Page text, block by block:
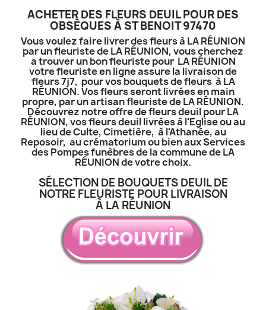
ACHETER DES FLEURS DEUIL POUR DES
OBSÈQUES À ST BENOIT 97470
Vous voulez faire livrer des fleurs à LA RÉUNION
par un fleuriste de LA RÉUNION, vous cherchez
a trouver un bon fleuriste pour LA RÉUNION
votre fleuriste en ligne assure la livraison de
fleurs 7j7, pour vos bouquets de fleurs à LA
RÉUNION. Vos fleurs seront livrées en main
propre, par un artisan fleuriste de LA RÉUNION.
Découvrez notre offre de fleurs deuil pour LA
RÉUNION, vos fleurs deuil livrées à l'Eglise ou au
lieu de Culte, Cimetière, à l'Athanée, au
Reposoir, au crématorium ou bien aux Services
des Pompes funèbres de la commune de LA
RÉUNION de votre choix.
SÉLECTION DE BOUQUETS DEUIL DE
NOTRE FLEURISTE POUR LIVRAISON
À LA RÉUNION